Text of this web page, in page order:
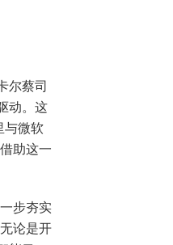
尔蔡司
动。这
与微软
助这一
步夯实
论是开